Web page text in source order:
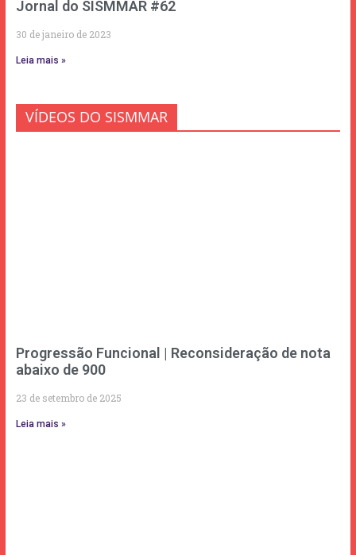
Jornal do SISMMAR #62
30 de janeiro de 2023
Leia mais »
VÍDEOS DO SISMMAR
Progressão Funcional | Reconsideração de nota
abaixo de 900
23 de setembro de 2025
Leia mais »